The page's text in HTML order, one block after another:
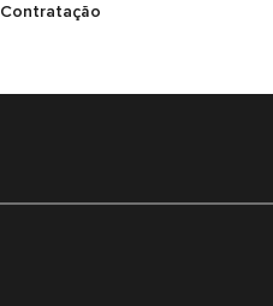
Contratação